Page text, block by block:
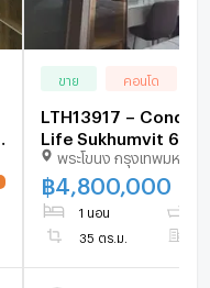
ขาย คอนโด
LTH13917 – Condo
Life Sukhumvit 62 |
1 Bed 1 Bath | Near
Chak | 4.8 MB | คอน
ไลฟ์ สุขุมวิท 62
พระโขนง กรุงเทพมหานค
฿ 4,800,000
1 นอน
35 ตร.ม.